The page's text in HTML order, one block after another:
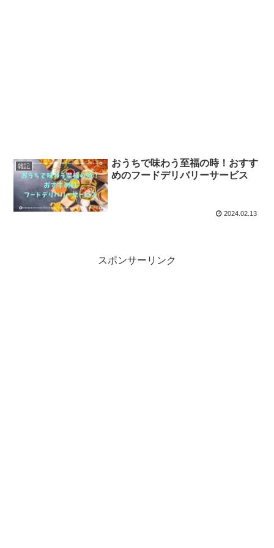
雑記
おうちで味わう至福の時！おすす
めのフードデリバリーサービス
2024.02.13
スポンサーリンク